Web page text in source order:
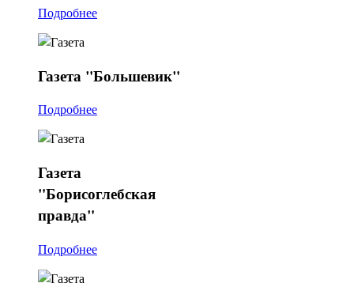
Подробнее
Газета "Большевик"
Подробнее
Газета
"Борисоглебская
правда"
Подробнее